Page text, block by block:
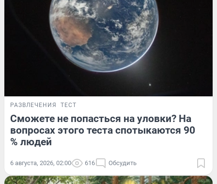
РАЗВЛЕЧЕНИЯ ТЕСТ
Сможете не попасться на уловки? На
вопросах этого теста спотыкаются 90
% людей
6 августа, 2026, 02:00 616 Обсудить